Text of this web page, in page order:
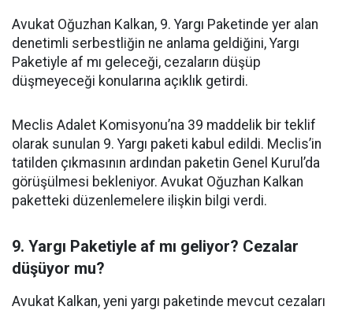
Avukat Oğuzhan Kalkan, 9. Yargı Paketinde yer alan
denetimli serbestliğin ne anlama geldiğini, Yargı
Paketiyle af mı geleceği, cezaların düşüp
düşmeyeceği konularına açıklık getirdi.
Meclis Adalet Komisyonu’na 39 maddelik bir teklif
olarak sunulan 9. Yargı paketi kabul edildi. Meclis’in
tatilden çıkmasının ardından paketin Genel Kurul’da
görüşülmesi bekleniyor. Avukat Oğuzhan Kalkan
paketteki düzenlemelere ilişkin bilgi verdi.
9. Yargı Paketiyle af mı geliyor? Cezalar
düşüyor mu?
Avukat Kalkan, yeni yargı paketinde mevcut cezaları